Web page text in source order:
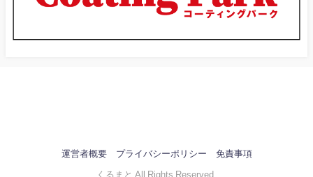
運営者概要 プライバシーポリシー 免責事項
くるまと All Rights Reserved.